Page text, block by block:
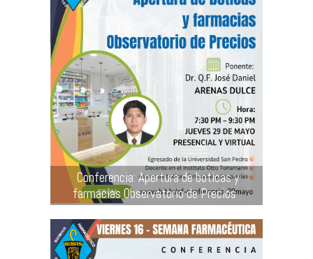
Conferencia: Apertura de boticas y
farmacias Observatorio de Precios